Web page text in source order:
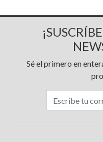
Sé el primero en